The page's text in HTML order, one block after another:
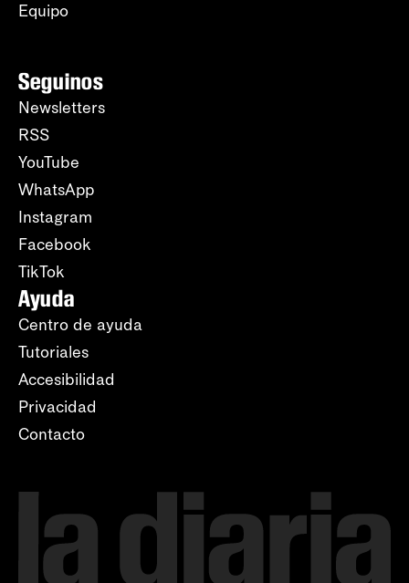
Equipo
Seguinos
Newsletters
RSS
YouTube
WhatsApp
Instagram
Facebook
TikTok
Ayuda
Centro de ayuda
Tutoriales
Accesibilidad
Privacidad
Contacto